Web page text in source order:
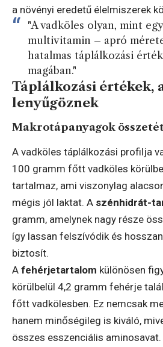
a növényi eredetű élelmiszerek
"A vadköles olyan, mint
multivitamin – apró
hatalmas táplálkozási
magában."
Táplálkozási értékek,
lenyűgöznek
Makrotápanyagok
A vadköles táplálkozási profilja
100 gramm főtt vadköles
tartalmaz, ami viszonylag
mégis jól laktat. A szénhidrát-
gramm, amelynek nagy része
így lassan felszívódik és
biztosít.
A fehérjetartalom különösen
körülbelül 4,2 gramm fehérje
főtt vadkölesben. Ez nemcsak
hanem minőségileg is kiváló,
összes esszenciális aminosavat.